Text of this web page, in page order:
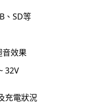
、SD等
效果
32V
充電狀況